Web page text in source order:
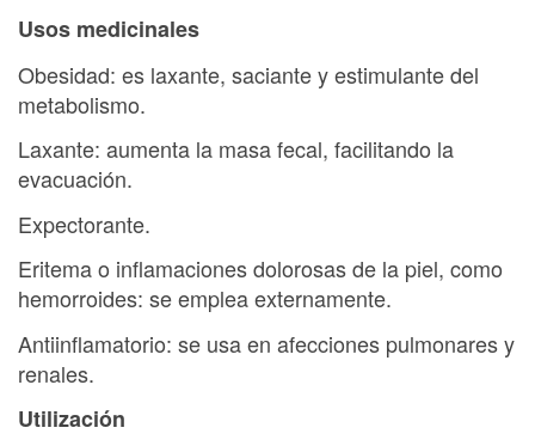
Usos medicinales
Obesidad: es laxante, saciante y estimulante del
metabolismo.
Laxante: aumenta la masa fecal, facilitando la
evacuación.
Expectorante.
Eritema o inflamaciones dolorosas de la piel, como
hemorroides: se emplea externamente.
Antiinflamatorio: se usa en afecciones pulmonares y
renales.
Utilización